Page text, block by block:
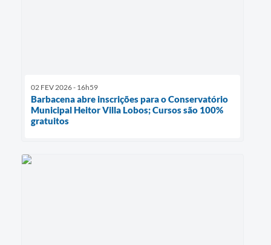
02 FEV 2026 - 16h59
Barbacena abre inscrições para o Conservatório
Municipal Heitor Villa Lobos; Cursos são 100%
gratuitos